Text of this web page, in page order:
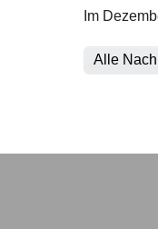
Im
Alle